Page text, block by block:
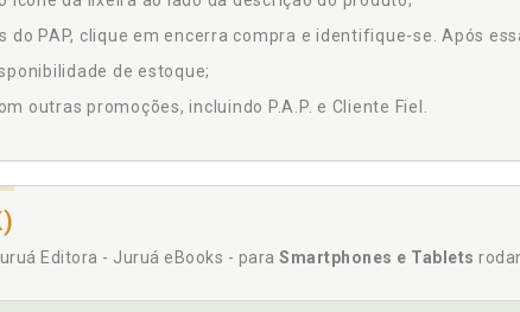
do PAP, clique em encerra compra e identifique-se. Após
de estoque;
outras promoções, incluindo P.A.P. e Cliente Fiel.
Editora - Juruá eBooks - para Smartphones e Tablets